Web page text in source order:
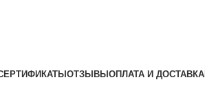
ОТЗЫВЫ ОПЛАТА И ДОСТАВКА